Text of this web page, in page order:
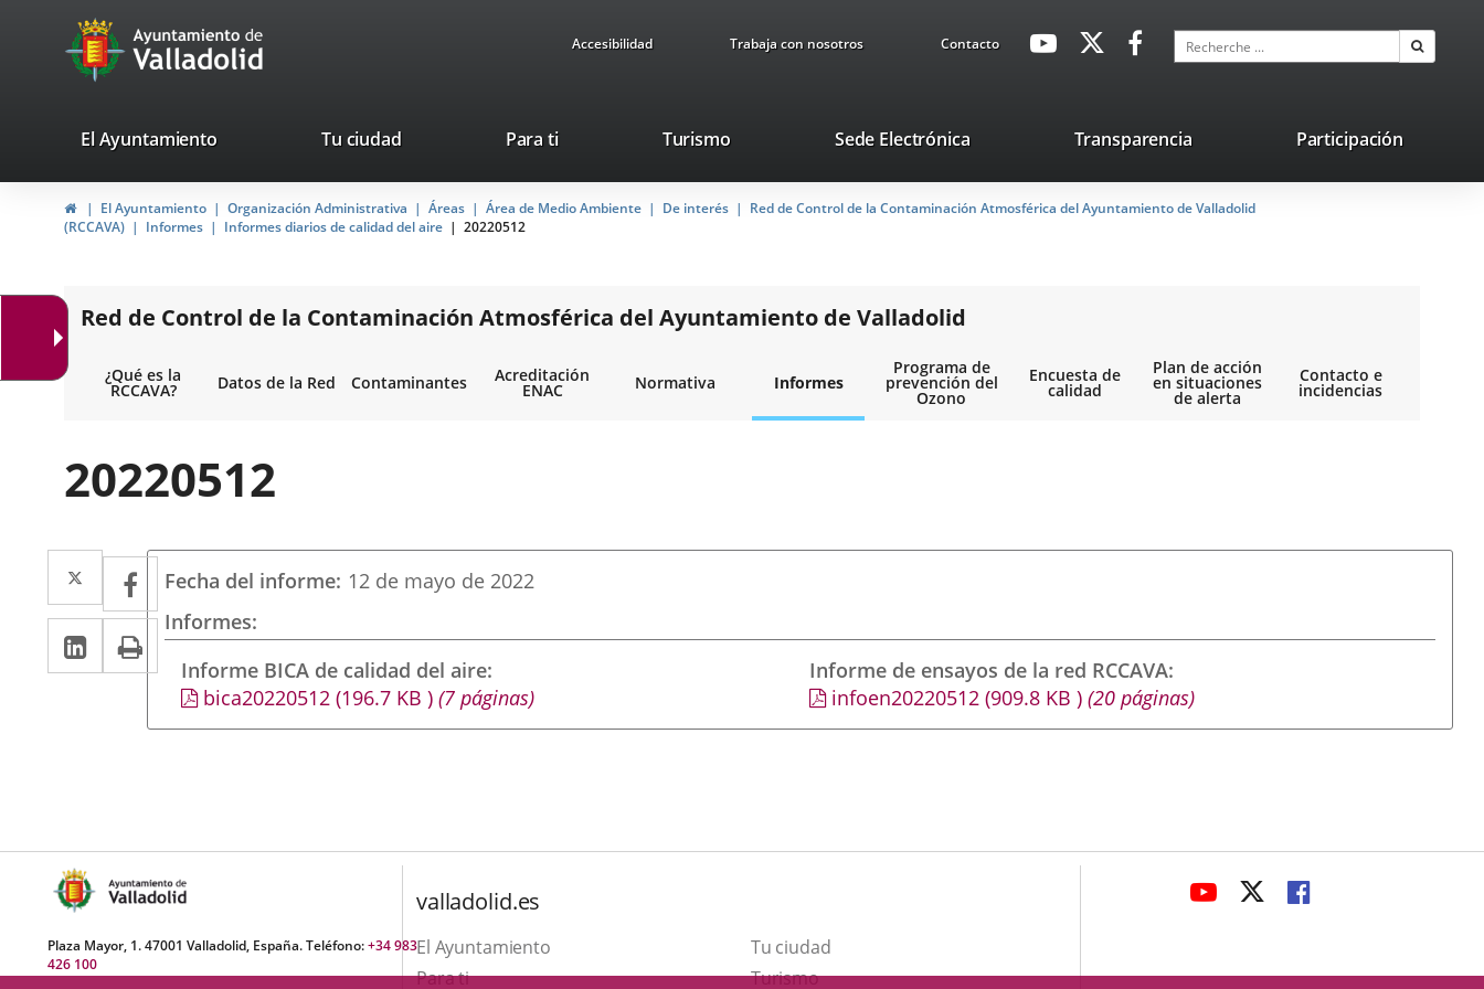
Portal
Web
Ayuntamiento
de
Valladolid
Accesibilidad Trabaja con nosotros ContactoavaHeaderSocial
Enlace
externa.
Enlace
aplicación
externa.
Enlace
aplicación
externa.
Recherche
valladolid.es
El Ayuntamiento Tu ciudad Para ti TurismoEste
se
abrirá
nueva.
Sede ElectrónicaEnlace
una
aplicación
Transparencia Participación
InicioEl Ayuntamiento Organización Administrativa Áreas Área de Medio Ambiente De interés
Red de Control de la Contaminación Atmosférica del Ayuntamiento de Valladolid
(RCCAVA)
Informes Informes diarios de calidad del aire 20220512
Red de Control de la Contaminación Atmosférica del Ayuntamiento de Valladolid
¿Qué es la
RCCAVA? Datos de la Red Contaminantes Acreditación
ENAC Normativa Informes
Programa de
prevención del
Ozono
Encuesta de
calidad
Plan de acción
en situaciones
de alerta
Contacto e
incidencias
20220512
Twitter
Enlace
a
una
aplicación
externa.
Facebook
Enlace
a
una
aplicación
externa.
LinkedIn
Enlace
a
Imprimir
Fecha del informe 12 de mayo de 2022
Informes
Informe BICA de calidad del aire
bica20220512(196.7 KB )(7 páginas)
Informe de ensayos de la red RCCAVA
infoen20220512 (909.8 KB) (20 páginas)
Plaza Mayor, 1. 47001 Valladolid, España. Teléfono:+34 983
426 100
valladolid.es
El Ayuntamiento
Tu ciudad
Para ti
TurismoEste
ENLACE
APLICACIÓN
ENLACE
APLICACIÓN
ENLACE
APLICACIÓN